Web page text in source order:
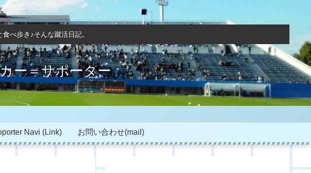
べ歩き♪そんな蹴活日記。
ー＝サポーター
Navi (Link) お問い合わせ(mail)